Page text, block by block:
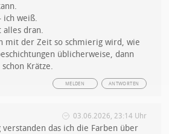
ich weiß.
alles dran.
mit der Zeit so schmierig wird, wie
üblicherweise, dann
Krätze.
ANTWORTEN
MELDEN
03.06.2026, 23:14 Uhr
das ich die Farben über